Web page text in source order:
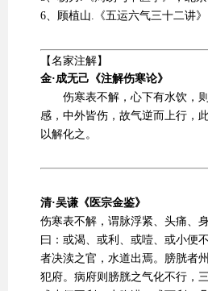
6、顾植山.《五运六气三十二讲
【名家注解】
金·成无己《注解伤寒论》
伤寒表不解，心下有水饮，
感，中外皆伤，故气逆而上行，
以解化之。
清·吴谦《医宗金鉴》
伤寒表不解，谓脉浮紧、头痛、
曰：或渴、或利、或噎、或小便
者决渎之官，水道出焉。膀胱者
犯府。病府则膀胱之气化不行，